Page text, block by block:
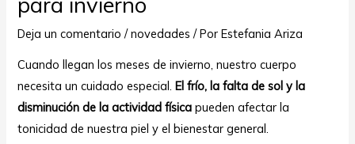
Deja un comentario /novedades / PorEstefania Ariza
Cuando llegan los meses de invierno, nuestro cuerpo
necesita un cuidado especial.El frío, la falta de sol y la
disminución de la actividad física pueden afectar la
tonicidad de nuestra piel y el bienestar general.